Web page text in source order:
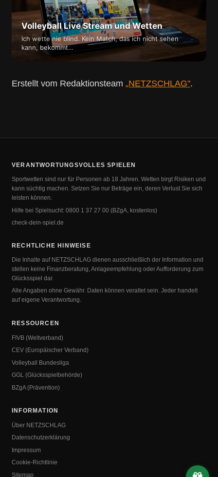
Volleyball Live Stream und Wetten
Ich wette nie blind. Kein Match, das ich nicht sehen
kann, bekommt…
Erstellt vom Redaktionsteam „NETZSCHLAG".
VERANTWORTUNGSVOLLES SPIELEN
Sportwetten sind nur für Personen ab 18 Jahren. Wetten birgt Risiken und
kann süchtig machen. Setzen Sie nur Beträge ein, deren Verlust Sie sich
leisten können.
Hilfe bei Spielsucht: 00 72 73 1 0080 (BZgA, kostenlos)
check-dein-spiel.de
RECHTLICHE HINWEISE
Die Inhalte auf NETZSCHLAG dienen ausschließlich der Information und
stellen keine Finanzberatung, Anlageempfehlung oder Aufforderung zum
Glücksspiel dar.
Alle Angaben ohne Gewähr. Daten können veraltet sein. Jeder handelt
auf eigene Verantwortung.
RESSOURCEN
FIVB (Weltverband)
CEV (Europäischer Verband)
Volleyball Bundesliga
GGL (Glücksspielbehörde)
BZgA (Prävention)
INFORMATION
Über NETZSCHLAG
Datenschutzerklärung
Impressum
Cookie-Richtlinie
Sitemap